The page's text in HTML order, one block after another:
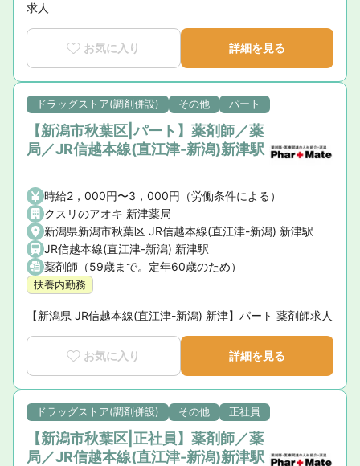
求人
お気に入り 詳細を見る
ドラッグストア(調剤併設) その他 パート
【新潟市秋葉区|パート】薬剤師／薬
局／JR信越本線(直江津-新潟)新津駅
時給2，000円〜3，000円（労働条件による）
クスリのアオキ 新津薬局
新潟県新潟市秋葉区 JR信越本線(直江津-新潟) 新津駅
JR信越本線(直江津-新潟) 新津駅
薬剤師（59歳まで。定年60歳のため）
扶養内勤務
【新潟県 JR信越本線(直江津-新潟) 新津】パート 薬剤師求人
お気に入り 詳細を見る
ドラッグストア(調剤併設) その他 正社員
【新潟市秋葉区|正社員】薬剤師／薬
局／JR信越本線(直江津-新潟)新津駅